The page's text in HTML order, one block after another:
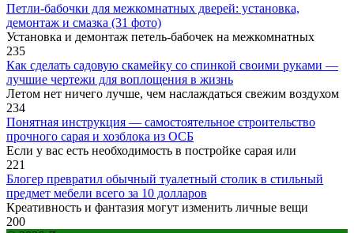
Петли-бабочки для межкомнатных дверей: установка,
демонтаж и смазка (31 фото)
Установка и демонтаж петель-бабочек на межкомнатных
235
Как сделать садовую скамейку со спинкой своими руками —
лучшие чертежи для воплощения в жизнь
Летом нет ничего лучше, чем наслаждаться свежим воздухом
234
Понятная инструкция — самостоятельное строительство
прочного сарая и хозблока из ОСБ
Если у вас есть необходимость в постройке сарая или
221
Блогер превратил обычный туалетный столик в стильный
предмет мебели всего за 10 долларов
Креативность и фантазия могут изменить личные вещи
200